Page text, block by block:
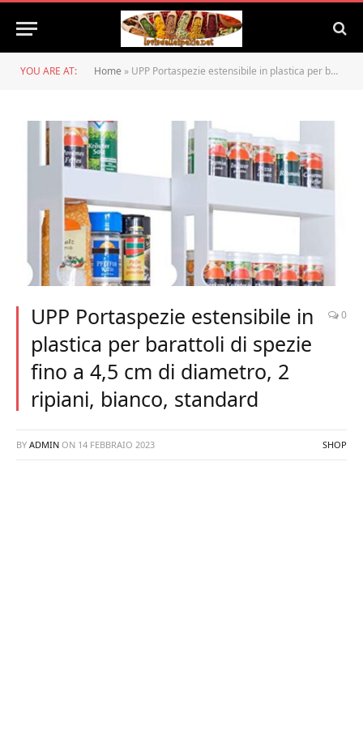
YOU ARE AT: Home » UPP Portaspezie estensibile in plastica per barattoli di spezie fino a 4,5 cm di diametro, 2 ripiani, bianco, standard
UPP Portaspezie estensibile in
plastica per barattoli di spezie
fino a 4,5 cm di diametro, 2
ripiani, bianco, standard
0
BY ADMIN ON 14 FEBBRAIO 2023 SHOP